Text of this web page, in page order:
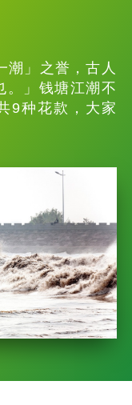
」之誉，古人
。」钱塘江潮不
9种花款，大家